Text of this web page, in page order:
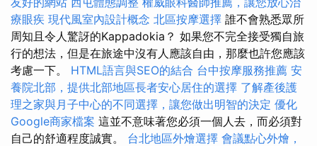
療眼疾 現代風室內設計概念 北區按摩選擇 誰不會熟悉眾所
周知且令人驚訝的Kappadokia？ 如果您不完全接受獨自旅
行的想法，但是在旅途中沒有人應該自由，那麼也許您應該
考慮一下。 HTML語言與SEO的結合 台中按摩服務推薦 安
養院北部，提供北部地區長者安心居住的選擇 了解產後護
理之家與月子中心的不同選擇，讓您做出明智的決定 優化
Google商家檔案 這並不意味著您必須一個人去，而必須對
自己的舒適程度誠實。 台北地區外燴選擇 會議點心外燴，